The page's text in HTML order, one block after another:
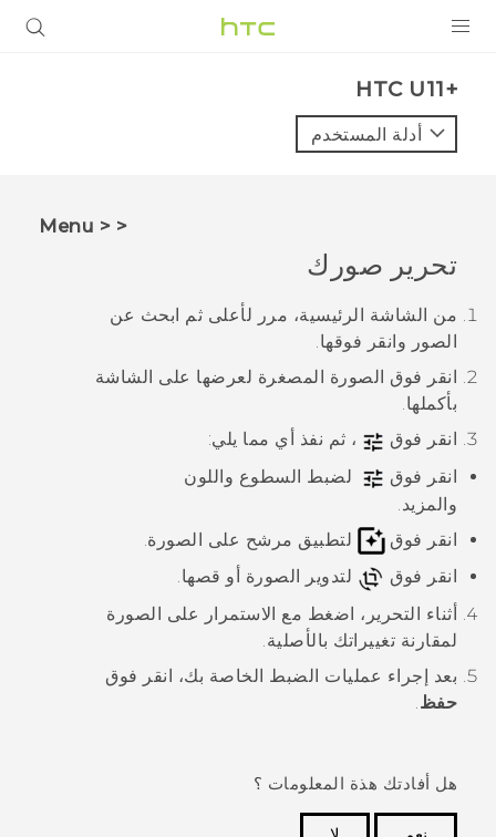
VIVE
VIVERSE
البرامج + التطبيقات
الدعم
أجهزة HTC والملحقات
HTC U11+‎
أدلة المستخدم
< < Menu
تحرير صورك
من الشاشة الرئيسية، مرر لأعلى ثم ابحث عن
الصور وانقر فوقها.
انقر فوق الصورة المصغرة لعرضها على الشاشة
بأكملها.
انقر فوق
، ثم نفذ أي مما يلي:
انقر فوق
لضبط السطوع واللون
والمزيد.
انقر فوق
لتطبيق مرشح على الصورة.
انقر فوق
لتدوير الصورة أو قصها.
أثناء التحرير، اضغط مع الاستمرار على الصورة
لمقارنة تغييراتك بالأصلية.
بعد إجراء عمليات الضبط الخاصة بك، انقر فوق
حفظ
هل أفادتك هذة المعلومات ؟